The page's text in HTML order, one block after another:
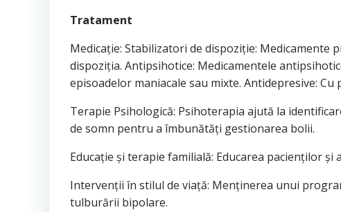
Tratament
Medicație: Stabilizatori de dispoziție:
dispoziția. Antipsihotice: Medicamentele
episoadelor maniacale sau mixte. Antidepresive:
Terapie Psihologică: Psihoterapia ajută la
de somn pentru a îmbunătăți gestionarea bolii.
Educație și terapie familială: Educarea pacienților
Intervenții în stilul de viață: Menținerea unui
tulburării bipolare.